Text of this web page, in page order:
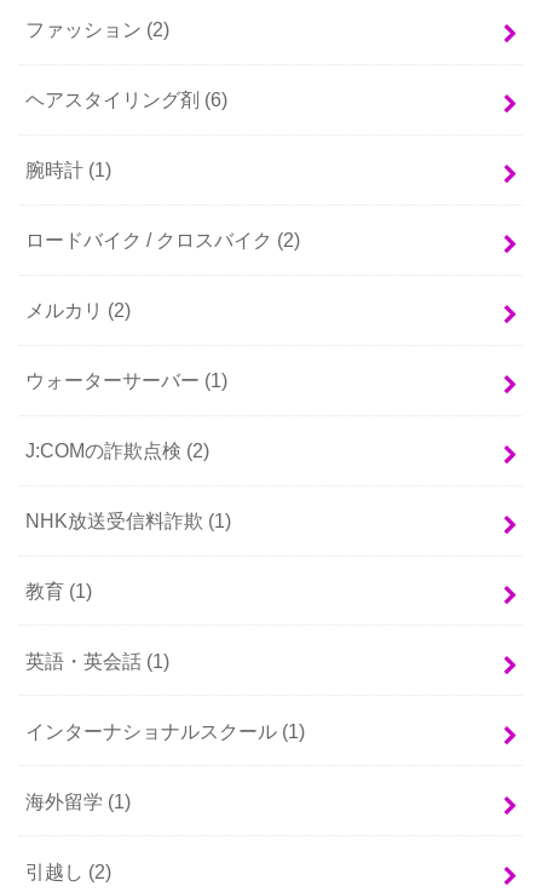
ファッション (2)
ヘアスタイリング剤 (6)
腕時計 (1)
ロードバイク / クロスバイク (2)
メルカリ (2)
ウォーターサーバー (1)
J:COMの詐欺点検 (2)
NHK放送受信料詐欺 (1)
教育 (1)
英語・英会話 (1)
インターナショナルスクール (1)
海外留学 (1)
引越し (2)